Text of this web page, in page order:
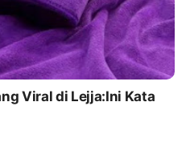
Viral di Lejja:Ini Kata